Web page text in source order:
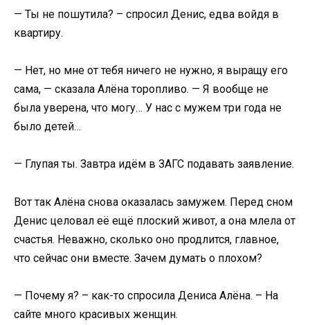
— Ты не пошутила? – спросил Денис, едва войдя в
квартиру.
— Нет, но мне от тебя ничего не нужно, я выращу его
сама, — сказала Алёна торопливо. — Я вообще не
была уверена, что могу… У нас с мужем три года не
было детей…
— Глупая ты. Завтра идём в ЗАГС подавать заявление.
Вот так Алёна снова оказалась замужем. Перед сном
Денис целовал её ещё плоский живот, а она млела от
счастья. Неважно, сколько оно продлится, главное,
что сейчас они вместе. Зачем думать о плохом?
— Почему я? – как-то спросила Дениса Алёна. – На
сайте много красивых женщин.